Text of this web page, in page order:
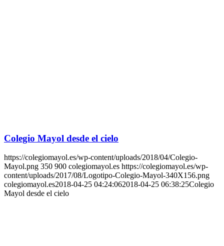
Colegio Mayol desde el cielo
https://colegiomayol.es/wp-content/uploads/2018/04/Colegio-
Mayol.png 350 900 colegiomayol.es https://colegiomayol.es/wp-
content/uploads/2017/08/Logotipo-Colegio-Mayol-340X156.png
colegiomayol.es2018-04-25 04:24:062018-04-25 06:38:25Colegio
Mayol desde el cielo